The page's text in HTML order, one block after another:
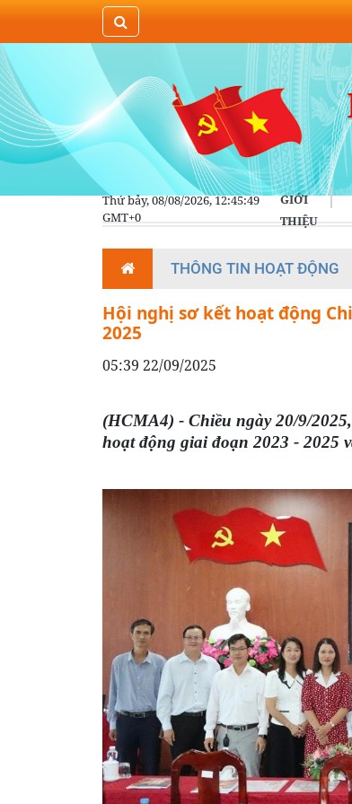
Thứ bảy, 08/08/2026, 12:45:49
GMT+0
GIỚI
THIỆU
THÔNG TIN HOẠT ĐỘNG
Hội nghị sơ kết hoạt động
2025
05:39 22/09/2025
(HCMA4) - Chiều ngày 20/9/
hoạt động giai đoạn 2023 - 2025